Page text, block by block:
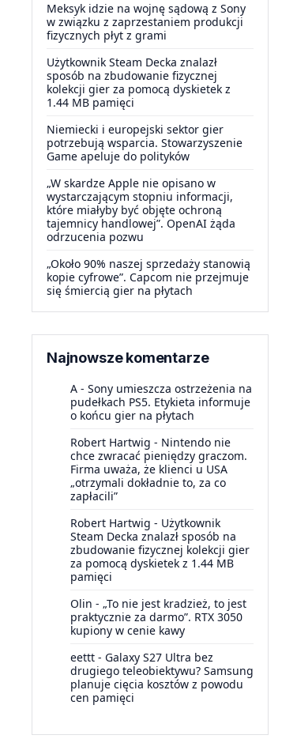
Meksyk idzie na wojnę sądową z Sony
w związku z zaprzestaniem produkcji
fizycznych płyt z grami
Użytkownik Steam Decka znalazł
sposób na zbudowanie fizycznej
kolekcji gier za pomocą dyskietek z
1.44 MB pamięci
Niemiecki i europejski sektor gier
potrzebują wsparcia. Stowarzyszenie
Game apeluje do polityków
„W skardze Apple nie opisano w
wystarczającym stopniu informacji,
które miałyby być objęte ochroną
tajemnicy handlowej”. OpenAI żąda
odrzucenia pozwu
„Około 90% naszej sprzedaży stanowią
kopie cyfrowe”. Capcom nie przejmuje
się śmiercią gier na płytach
Najnowsze komentarze
A - Sony umieszcza ostrzeżenia na
pudełkach PS5. Etykieta informuje
o końcu gier na płytach
Robert Hartwig - Nintendo nie
chce zwracać pieniędzy graczom.
Firma uważa, że klienci u USA
„otrzymali dokładnie to, za co
zapłacili”
Robert Hartwig - Użytkownik
Steam Decka znalazł sposób na
zbudowanie fizycznej kolekcji gier
za pomocą dyskietek z 1.44 MB
pamięci
Olin - „To nie jest kradzież, to jest
praktycznie za darmo”. RTX 3050
kupiony w cenie kawy
eettt - Galaxy S27 Ultra bez
drugiego teleobiektywu? Samsung
planuje cięcia kosztów z powodu
cen pamięci